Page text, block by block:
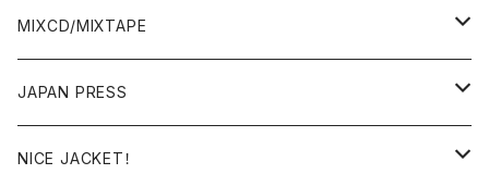
BREAKS/MEGAMIX/CUT UP
RE-EDIT/DJ TOOLS
MIXCD/MIXTAPE
MIXCD
日本語ラップ
MIXTAPE
JAPAN PRESS
LP(+ OBI)
NICE JACKET！